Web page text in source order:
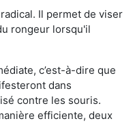
Il permet de viser
rongeur lorsqu'il
c’est-à-dire que
dans
contre les souris.
efficiente, deux